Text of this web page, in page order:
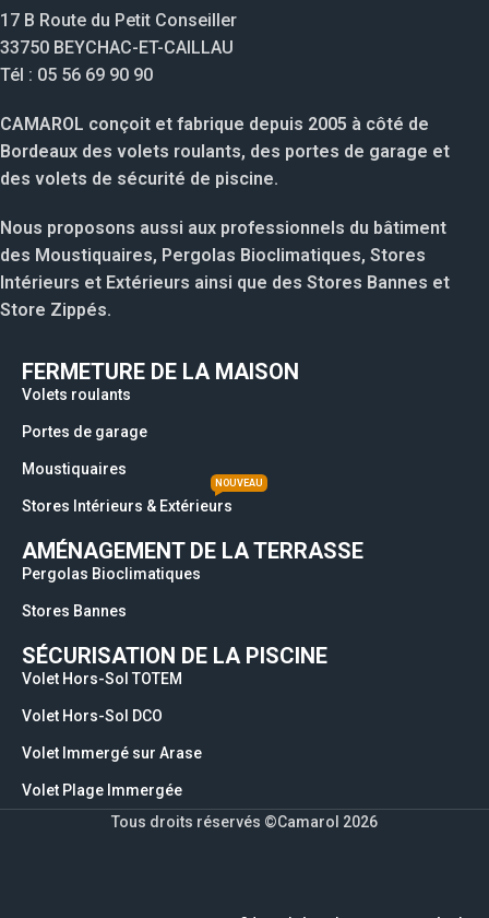
17 B Route du Petit Conseiller
33750 BEYCHAC-ET-CAILLAU
Tél : 05 56 69 90 90
CAMAROL conçoit et fabrique depuis 2005 à côté de
Bordeaux des volets roulants, des portes de garage et
des volets de sécurité de piscine.
Nous proposons aussi aux professionnels du bâtiment
des Moustiquaires, Pergolas Bioclimatiques, Stores
Intérieurs et Extérieurs ainsi que des Stores Bannes et
Store Zippés.
FERMETURE DE LA MAISON
Volets roulants
Portes de garage
Moustiquaires
Stores Intérieurs & Extérieurs
NOUVEAU
AMÉNAGEMENT DE LA TERRASSE
Pergolas Bioclimatiques
Stores Bannes
SÉCURISATION DE LA PISCINE
Volet Hors-Sol TOTEM
Volet Hors-Sol DCO
Volet Immergé sur Arase
Volet Plage Immergée
Tous droits réservés ©Camarol 2026